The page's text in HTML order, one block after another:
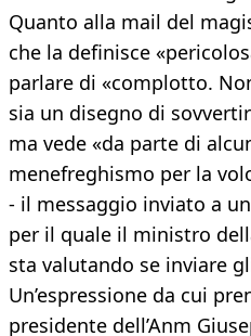
Quanto alla mail del
che la definisce
parlare di «complotto.
sia un disegno di
ma vede «da parte di
menefreghismo per la
- il messaggio inviato a
per il quale il ministro
sta valutando se inviare
Un’espressione da cui
presidente dell’Anm